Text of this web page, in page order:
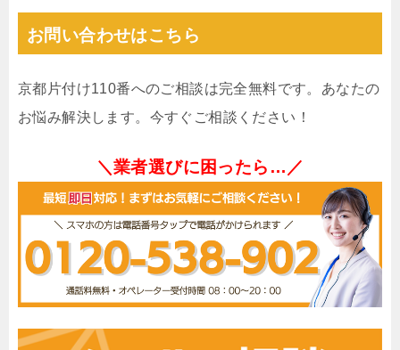
お問い合わせはこちら
京都片付け110番へのご相談は完全無料です。あなたの
お悩み解決します。今すぐご相談ください！
＼業者選びに困ったら…／